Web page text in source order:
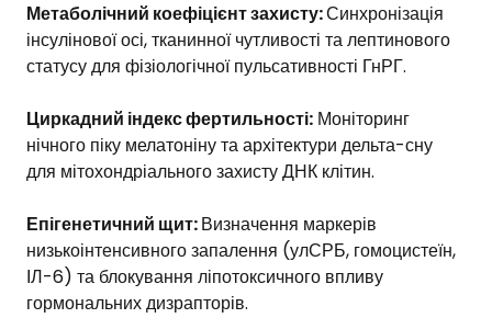
Метаболічний коефіцієнт захисту:Синхронізація
інсулінової осі, тканинної чутливості та лептинового
статусу для фізіологічної пульсативності ГнРГ.
Циркадний індекс фертильності: Моніторинг
нічного піку мелатоніну та архітектури дельта-сну
для мітохондріального захисту ДНК клітин.
Епігенетичний щит:Визначення маркерів
низькоінтенсивного запалення (улСРБ, гомоцистеїн,
ІЛ-6) та блокування ліпотоксичного впливу
гормональних дизрапторів.